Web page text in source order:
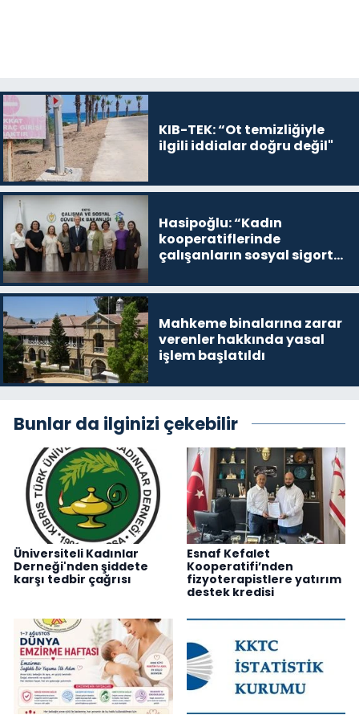
KIB-TEK: “Ot temizliğiyle
ilgili iddialar doğru değil"
Hasipoğlu: “Kadın
kooperatiflerinde
çalışanların sosyal sigorta
karşılayacağız”
Mahkeme binalarına zarar
verenler hakkında yasal
işlem başlatıldı
Bunlar da ilginizi çekebilir
Üniversiteli Kadınlar
Derneği'nden şiddete
karşı tedbir çağrısı
Esnaf Kefalet
Kooperatifi’nden
fizyoterapistlere yatırım
destek kredisi